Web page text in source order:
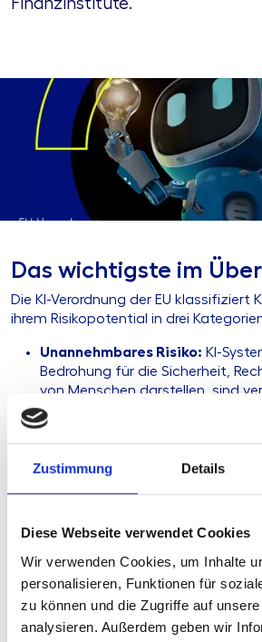
Zustimmung Details
Diese Webseite verwendet Cookies
Wir verwenden Cookies, um Inhalte
personalisieren, Funktionen für
zu können und die Zugriffe auf
analysieren. Außerdem geben wir
Das wichtigste im
Die KI-Verordnung der EU klassifiziert
ihrem Risikopotential in drei
Unannehmbares Risiko: KI-
Bedrohung für die Sicherheit,
von Menschen darstellen, sind
Hohes Risiko:
Diese Systeme
Anforderungen an Transparenz,
und Sicherheitsmaßnahmen.
Geringes Risiko:
Hier gibt es
Finanzinstitute müssen Risiken, die
KI-Systemen verbunden sind,
und bewerten. Das schließt auch das
Funktionsweise von KI-Algorithmen
Auswirkungen ein.